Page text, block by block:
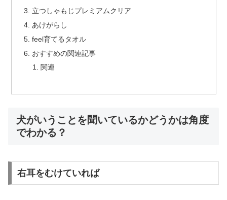
立つしゃもじプレミアムクリア
あけがらし
feel育てるタオル
おすすめの関連記事
関連
犬がいうことを聞いているかどうかは角度
でわかる？
右耳をむけていれば